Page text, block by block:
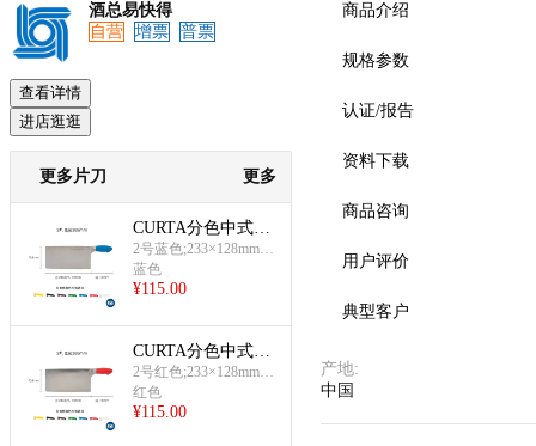
酒总易快得
自营
增票 普票
查看详情
进店逛逛
更多片刀 更多
CURTA分色中式片
刀(2#片刀(蓝))
2号蓝色;233×128mm
刃;±5mm;115mm柄
蓝色
¥115.00
CURTA分色中式片
刀(2#片刀(红))
2号红色;233×128mm
刃;±5mm;115mm柄
红色
¥115.00
商品介绍
规格参数
认证/报告
资料下载
商品咨询
用户评价
典型客户
产地:
中国